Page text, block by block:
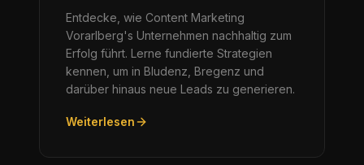
Entdecke, wie Content Marketing
Vorarlberg's Unternehmen nachhaltig zum
Erfolg führt. Lerne fundierte Strategien
kennen, um in Bludenz, Bregenz und
darüber hinaus neue Leads zu generieren.
Weiterlesen